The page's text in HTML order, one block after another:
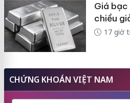
Giá
chiều
17 giờ
CHỨNG KHOÁN VIỆT NAM